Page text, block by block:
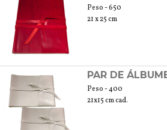
Peso - 650
21 x 25 cm
PAR DE
Peso - 400
21x15 cm cad.